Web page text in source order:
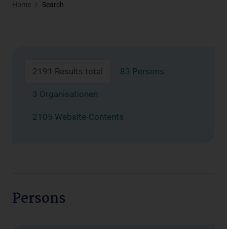
Home Search
2191 Results total 83 Persons
3 Organisationen
2105 Website-Contents
Persons